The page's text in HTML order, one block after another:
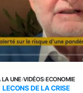
LA UNE›VIDÉOS›ECONOMIE
LECONS DE LA CRISE